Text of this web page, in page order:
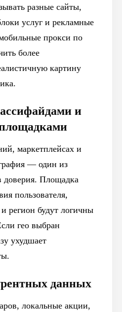
разные сайты,
услуг и рекламные
прокси по
более
картину
и
маркетплейсах и
— один из
доверия. Площадка
пользователя,
регион будут логичны
гео выбран
ухудшает
данных
локальные акции,